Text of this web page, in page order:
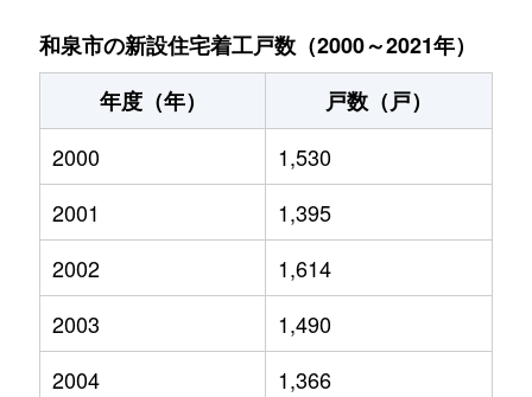
和泉市の新設住宅着工戸数（2000～2021年）
年度（年）
戸数（戸）
2000
1,530
2001
1,395
2002
1,614
2003
1,490
2004
1,366